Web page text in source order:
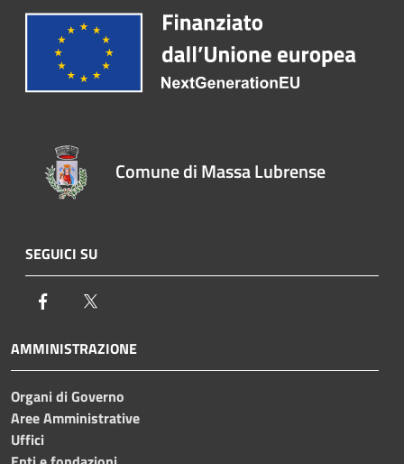
Comune di Massa Lubrense
SEGUICI SU
Facebook
AMMINISTRAZIONE
Organi di Governo
Aree Amministrative
Uffici